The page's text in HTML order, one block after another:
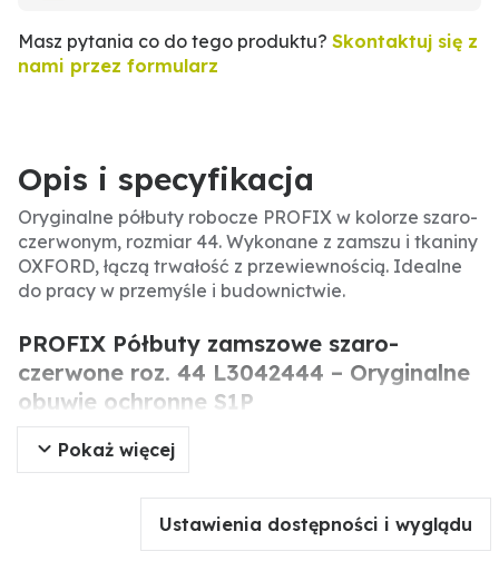
Masz pytania co do tego produktu? Skontaktuj się z
nami przez formularz
Opis i specyfikacja
Oryginalne półbuty robocze PROFIX w kolorze szaro-
czerwonym, rozmiar 44. Wykonane z zamszu i tkaniny
OXFORD, łączą trwałość z przewiewnością. Idealne
do pracy w przemyśle i budownictwie.
PROFIX Półbuty zamszowe szaro-
czerwone roz. 44 L3042444 – Oryginalne
obuwie ochronne S1P
Oryginalne półbuty robocze PROFIX to profesjonalne
obuwie ochronne przeznaczone do pracy w
wymagających warunkach. Wyposażone w stalowy
podnosek i antyprzebiciową wkładkę, zapewniają
najwyższy poziom bezpieczeństwa. Dzięki połączeniu
Pokaż więcej
Ustawienia dostępności i wyglądu